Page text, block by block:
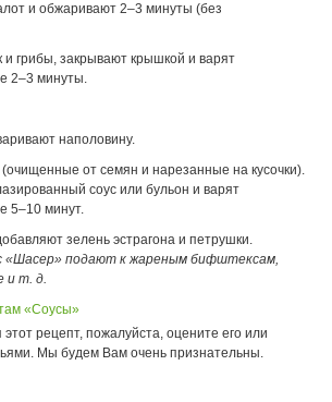
и обжаривают 2–3 минуты (без
и грибы, закрывают крышкой и варят
2–3 минуты.
наполовину.
от семян и нарезанные на кусочки).
соус или бульон и варят
5–10 минут.
зелень эстрагона и петрушки.
«Шасер» подают к жареным бифштексам,
и т. д.
«Соусы»
рецепт, пожалуйста, оцените его или
Мы будем Вам очень признательны.